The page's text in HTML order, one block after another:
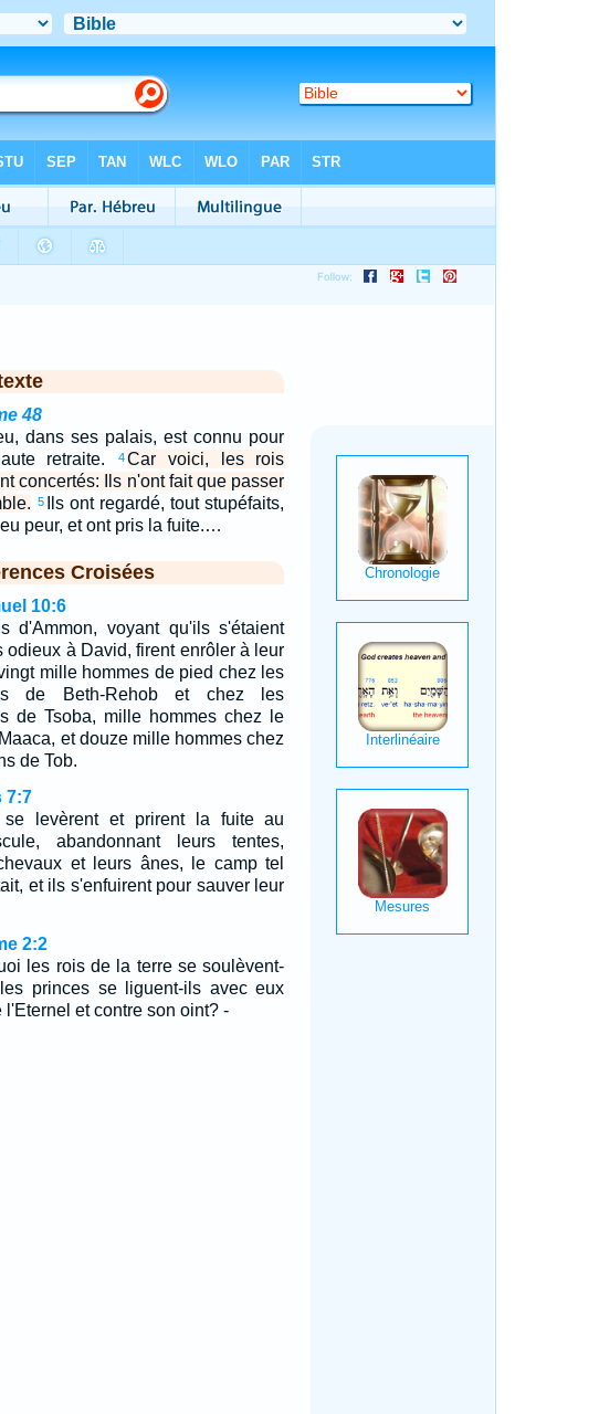
48
dans ses palais, est connu pour
retraite.
4Car voici, les rois
concertés: Ils n'ont fait que passer
5
Ils ont regardé, tout stupéfaits,
eu peur, et ont pris la fuite.…
Croisées
10:6
d'Ammon, voyant qu'ils s'étaient
odieux à David, firent enrôler à leur
mille hommes de pied chez les
de Beth-Rehob et chez les
de Tsoba, mille hommes chez le
et douze mille hommes chez
de Tob.
7:7
levèrent et prirent la fuite au
abandonnant leurs tentes,
et leurs ânes, le camp tel
et ils s'enfuirent pour sauver leur
2:2
les rois de la terre se soulèvent-
princes se liguent-ils avec eux
l'Eternel et contre son oint? -